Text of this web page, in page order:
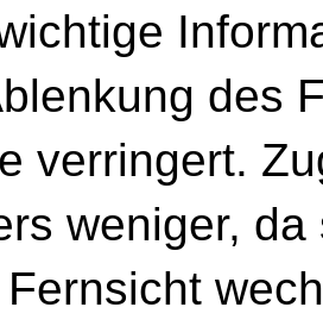
des
verringert.
weniger,